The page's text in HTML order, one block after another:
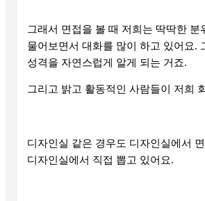
그래서 면접을 볼 때 저희는 딱딱한 분
물어보면서 대화를 많이 하고 있어요.
성격을 자연스럽게 알게 되는 거죠.
그리고 밝고 활동적인 사람들이 저희
디자인실 같은 경우도 디자인실에서
디자인실에서 직접 뽑고 있어요.